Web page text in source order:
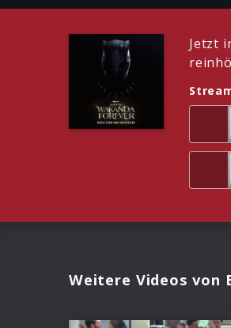
Jetzt
Weitere Videos von